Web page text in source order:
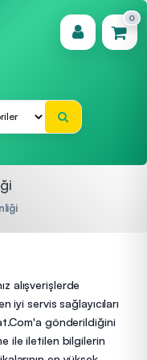
0
(0)
alışverişlerde
servis sağlayıcıları
gönderildiğini
ile iletilen bilgilerin